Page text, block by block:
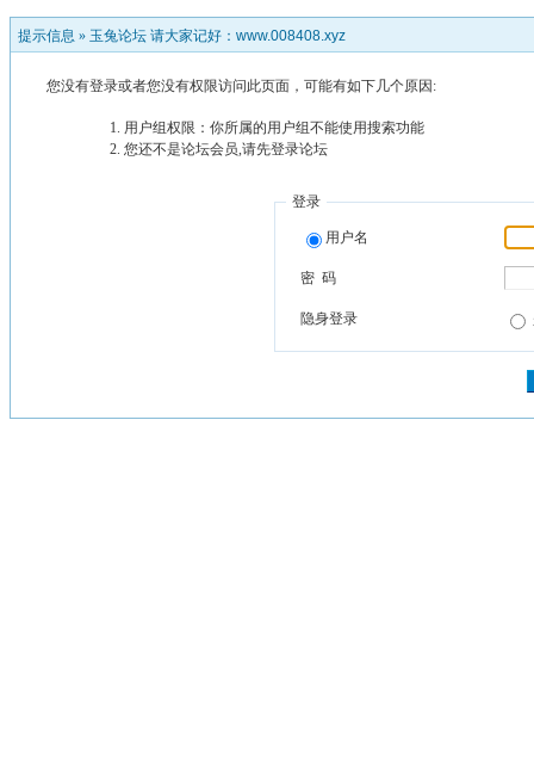
提示信息 » 玉兔论坛 请大家记好：www.008408.xyz
您没有登录或者您没有权限访问此页面，可能有如下几个原因:
用户组权限：你所属的用户组不能使用搜索功能
您还不是论坛会员,请先登录论坛
登录
用户名
密 码
隐身登录